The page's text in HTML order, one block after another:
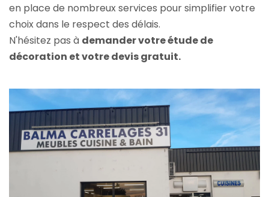
en place de nombreux services pour simplifier votre
choix dans le respect des délais.
N'hésitez pas à demander votre étude de
décoration et votre devis gratuit.